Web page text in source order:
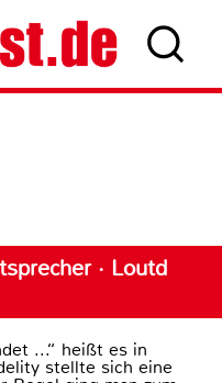
· Loutd
...“ heißt es in
stellte sich eine